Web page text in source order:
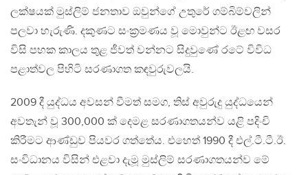
ලක්ෂයක් මුස්ලිම් ජනතාව ඔවුන්ගේ උතුරේ ගම්බිම්වලින්
පලවා හැරුණි. දකුණට සංක්‍රමණය වූ මොවුන්ට ඊළඟ වසර
විසි පහක කාලය තුළ ජීවත් වන්නට සිදුවුණේ රටේ විවිධ
පළාත්වල පිහිටි සරණාගත කඳවුරුවලයි.
2009 දී යුද්ධය අවසන් වීමත් සමග, තිස් අවුරුදු යුද්ධයෙන්
අවතැන් වූ 300,000 ක් දෙමළ සරණාගතයන්ව යළි පදිංචි
කිරීමට ආණ්ඩුව පියවර ගත්තේය. එහෙත් 1990 දී එල්.ටී.ටී.ඊ.
සංවිධානය විසින් එළවා දැමූ මුස්ලිම් සරණාගතයන්ව මේ